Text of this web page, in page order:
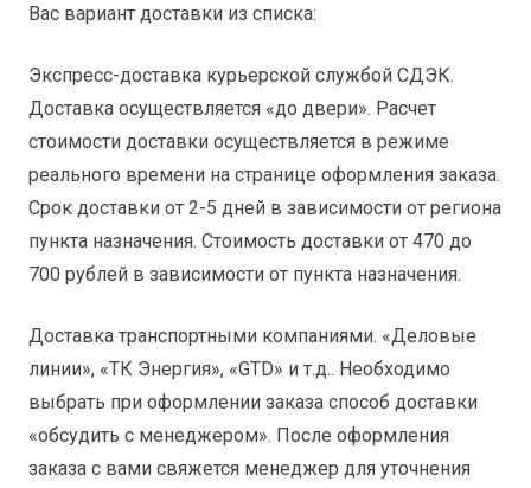
Вас вариант доставки из списка:
Экспресс-доставка курьерской службой СДЭК.
Доставка осуществляется «до двери». Расчет
стоимости доставки осуществляется в режиме
реального времени на странице оформления заказа.
Срок доставки от 2-5 дней в зависимости от региона
пункта назначения. Стоимость доставки от 470 до
700 рублей в зависимости от пункта назначения.
Доставка транспортными компаниями. «Деловые
линии», «ТК Энергия», «GTD» и т.д.. Необходимо
выбрать при оформлении заказа способ доставки
«обсудить с менеджером». После оформления
заказа с вами свяжется менеджер для уточнения